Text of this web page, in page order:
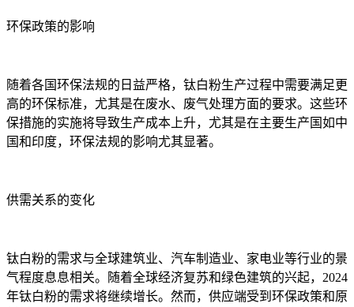
环保政策的影响
随着各国环保法规的日益严格，钛白粉生产过程中需要满足更
高的环保标准，尤其是在废水、废气处理方面的要求。这些环
保措施的实施将导致生产成本上升，尤其是在主要生产国如中
国和印度，环保法规的影响尤其显著。
供需关系的变化
钛白粉的需求与全球建筑业、汽车制造业、家电业等行业的景
气程度息息相关。随着全球经济复苏和绿色建筑的兴起，2024
年钛白粉的需求将继续增长。然而，供应端受到环保政策和原